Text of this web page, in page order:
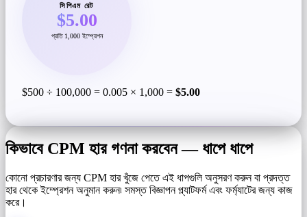
সিপিএম রেট
$5.00
প্রতি 1,000 ইম্প্রেশন
$500 ÷ 100,000 = 0.005 × 1,000 = $5.00
কিভাবে CPM হার গণনা করবেন — ধাপে ধাপে
কোনো প্রচারণার জন্য CPM হার খুঁজে পেতে এই ধাপগুলি অনুসরণ করুন বা প্রদত্ত
হার থেকে ইম্প্রেশন অনুমান করুন৷ সমস্ত বিজ্ঞাপন প্ল্যাটফর্ম এবং ফর্ম্যাটের জন্য কাজ
করে।